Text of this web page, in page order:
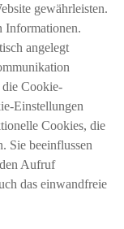
gewährleisten.
Informationen.
angelegt
die Cookie-
Einstellungen
Cookies, die
Sie beeinflussen
Aufruf
das einwandfreie